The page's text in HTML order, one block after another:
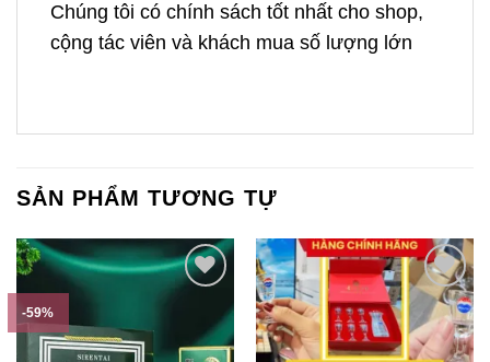
Chúng tôi có chính sách tốt nhất cho shop,
cộng tác viên và khách mua số lượng lớn
SẢN PHẨM TƯƠNG TỰ
-59%